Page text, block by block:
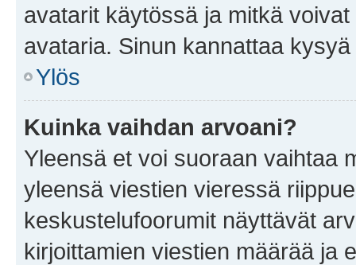
avatarit käytössä ja mitkä
avataria. Sinun kannattaa
Ylös
Kuinka vaihdan arvoani?
Yleensä et voi suoraan vaihtaa
yleensä viestien vieressä
keskustelufoorumit näyttävät
kirjoittamien viestien määrää ja